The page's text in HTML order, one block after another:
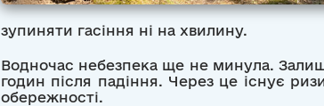
зупиняти гасіння ні на хвилину.
Водночас небезпека ще не минула.
годин після падіння. Через це існує
обережності.